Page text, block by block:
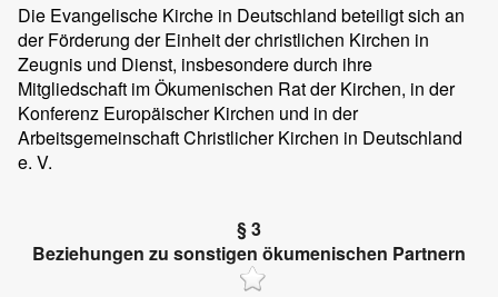
Die Evangelische Kirche in Deutschland beteiligt sich an
der Förderung der Einheit der christlichen Kirchen in
Zeugnis und Dienst, insbesondere durch ihre
Mitgliedschaft im Ökumenischen Rat der Kirchen, in der
Konferenz Europäischer Kirchen und in der
Arbeitsgemeinschaft Christlicher Kirchen in Deutschland
e. V.
§ 3
Beziehungen zu sonstigen ökumenischen Partnern